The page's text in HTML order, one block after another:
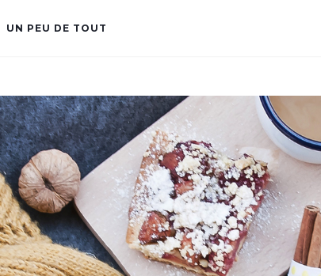
UN PEU DE TOUT